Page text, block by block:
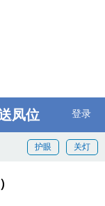
凤位 登录
关灯
护眼